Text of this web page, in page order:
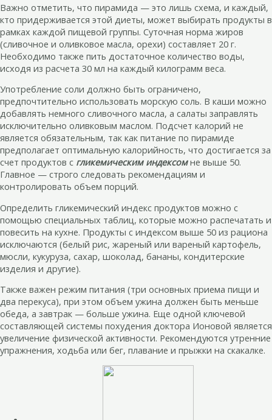
Важно отметить, что пирамида — это лишь схема, и каждый,
кто придерживается этой диеты, может выбирать продукты в
рамках каждой пищевой группы. Суточная норма жиров
(сливочное и оливковое масла, орехи) составляет 20 г.
Необходимо также пить достаточное количество воды,
исходя из расчета 30 мл на каждый килограмм веса.
Употребление соли должно быть ограничено,
предпочтительно использовать морскую соль. В каши можно
добавлять немного сливочного масла, а салаты заправлять
исключительно оливковым маслом. Подсчет калорий не
является обязательным, так как питание по пирамиде
предполагает оптимальную калорийность, что достигается за
счет продуктов с гликемическим индексомне выше 50.
Главное — строго следовать рекомендациям и
контролировать объем порций.
Определить гликемический индекс продуктов можно с
помощью специальных таблиц, которые можно распечатать и
повесить на кухне. Продукты с индексом выше 50 из рациона
исключаются (белый рис, жареный или вареный картофель,
мюсли, кукуруза, сахар, шоколад, бананы, кондитерские
изделия и другие).
Также важен режим питания (три основных приема пищи и
два перекуса), при этом объем ужина должен быть меньше
обеда, а завтрак — больше ужина. Еще одной ключевой
составляющей системы похудения доктора Ионовой является
увеличение физической активности. Рекомендуются утренние
упражнения, ходьба или бег, плавание и прыжки на скакалке.